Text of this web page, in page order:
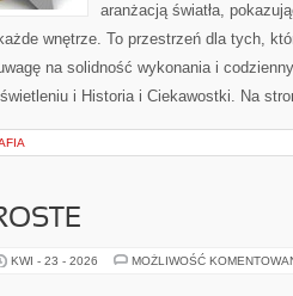
aranżacją światła,
wnętrze. To przestrzeń dla tych,
na solidność wykonania i
i Historia i Ciekawostki. Na
KWI - 23 - 2026 MOŻLIWOŚĆ